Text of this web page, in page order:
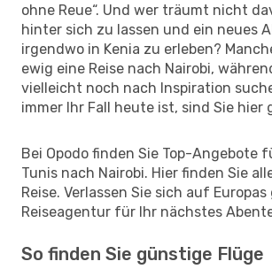
ohne Reue“. Und wer träumt nicht
hinter sich zu lassen und ein neues
irgendwo in Kenia zu erleben?
ewig eine Reise nach Nairobi,
vielleicht noch nach Inspiration
immer Ihr Fall heute ist, sind Sie hier
Bei Opodo finden Sie Top-Angebote
Tunis nach Nairobi. Hier finden Sie
Reise. Verlassen Sie sich auf
Reiseagentur für Ihr nächstes
So finden Sie günstige Flüge